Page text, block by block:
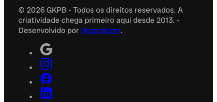
© 2026 GKPB - Todos os direitos reservados. A
criatividade chega primeiro aqui desde 2013. -
Desenvolvido por Hiperstorm.